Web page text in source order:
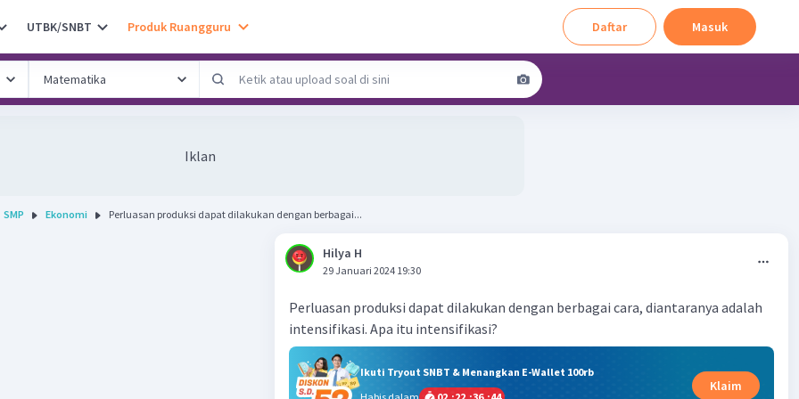
UTBK/SNBT Produk Ruangguru Daftar Masuk
Iklan
SMP Ekonomi Perluasan produksi dapat dilakukan dengan berbagai...
Hilya H
29 Januari 2024 19:30
Perluasan produksi dapat dilakukan dengan berbagai cara, diantaranya adalah
intensifikasi. Apa itu intensifikasi?
Ikuti Tryout SNBT & Menangkan E-Wallet 100rb
Klaim